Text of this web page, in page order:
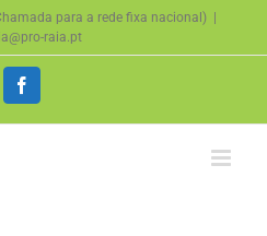
para a rede fixa nacional)
raia.pt
Facebook